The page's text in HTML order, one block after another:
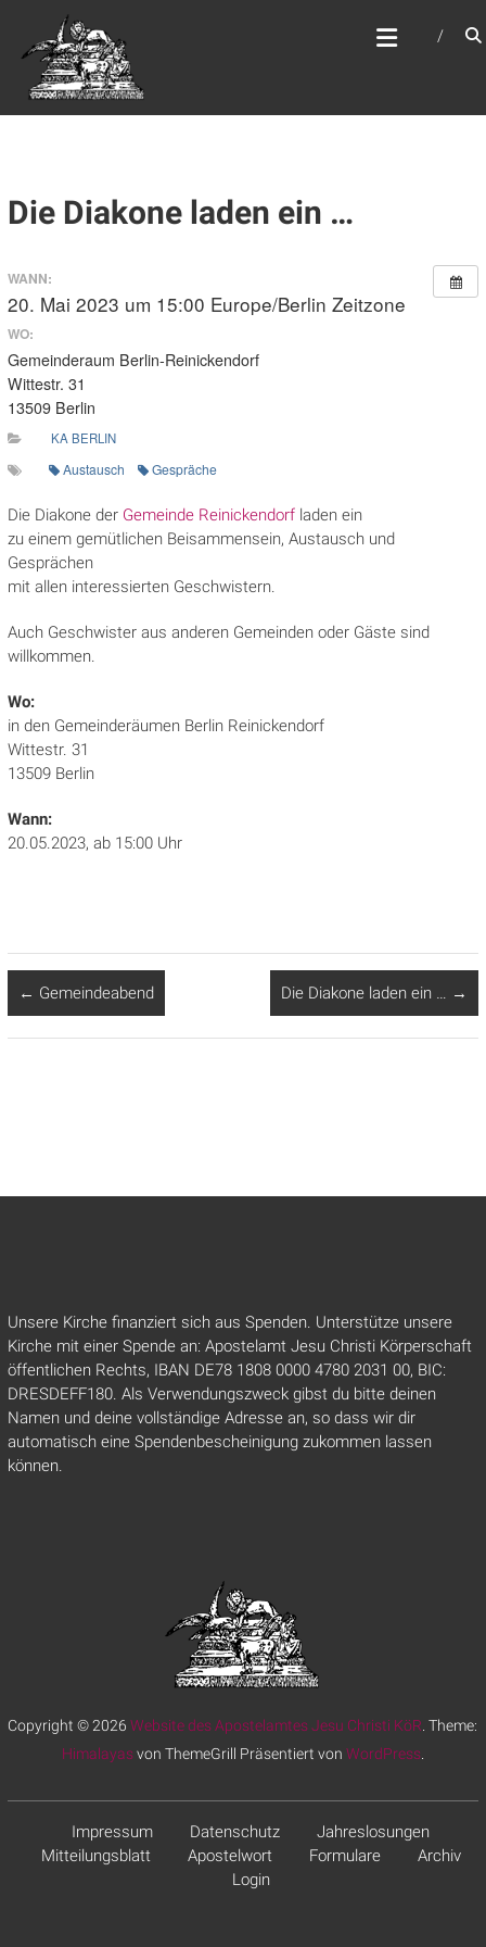
springen
WEBSITE DES
APOSTELAMTES JESU
CHRISTI KÖR
Die Diakone laden ein …
WANN:
20. Mai 2023 um 15:00 Europe/Berlin Zeitzone
WO:
Gemeinderaum Berlin-Reinickendorf
Wittestr. 31
13509 Berlin
KA BERLIN
Austausch Gespräche
Die Diakone der Gemeinde Reinickendorfladen ein
zu einem gemütlichen Beisammensein, Austausch und
Gesprächen
mit allen interessierten Geschwistern.
Auch Geschwister aus anderen Gemeinden oder Gäste sind
willkommen.
Wo:
in den Gemeinderäumen Berlin Reinickendorf
Wittestr. 31
13509 Berlin
Wann:
20.05.2023, ab 15:00 Uhr
← Gemeindeabend Die Diakone laden ein … →
Unsere Kirche finanziert sich aus Spenden. Unterstütze unsere
Kirche mit einer Spende an: Apostelamt Jesu Christi Körperschaft
öffentlichen Rechts, IBAN DE78 1808 0000 4780 2031 00, BIC:
DRESDEFF180. Als Verwendungszweck gibst du bitte deinen
Namen und deine vollständige Adresse an, so dass wir dir
automatisch eine Spendenbescheinigung zukommen lassen
können.
Copyright © 2026Website des Apostelamtes Jesu Christi KöR . Theme:
Himalayasvon ThemeGrill Präsentiert von WordPress.
Impressum Datenschutz
Jahreslosungen
Mitteilungsblatt
Apostelwort Formulare
Archiv
Login